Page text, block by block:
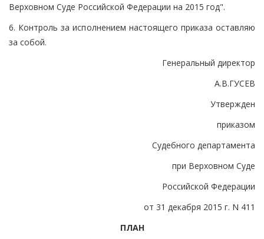
Верховном Суде Российской Федерации на 2015 год".
6. Контроль за исполнением настоящего приказа оставляю
за собой.
Генеральный директор
А.В.ГУСЕВ
Утвержден
приказом
Судебного департамента
при Верховном Суде
Российской Федерации
от 31 декабря 2015 г. N 411
ПЛАН